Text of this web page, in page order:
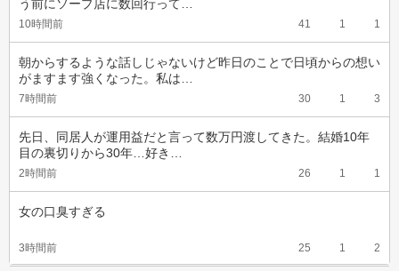
う前にソープ店に数回行って…
10時間前 41 1 1
朝からするような話しじゃないけど昨日のことで日頃からの想い
がますます強くなった。私は…
7時間前 30 1 3
先日、同居人が運用益だと言って数万円渡してきた。結婚10年
目の裏切りから30年…好き…
2時間前 26 1 1
女の口臭すぎる
3時間前 25 1 2